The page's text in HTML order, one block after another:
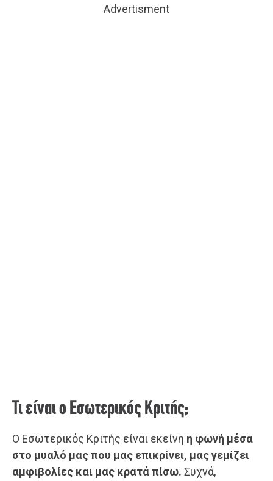
Advertisment
Τι είναι ο Εσωτερικός Κριτής;
Ο Εσωτερικός Κριτής είναι εκείνη η φωνή μέσα
στο μυαλό μας που μας επικρίνει, μας γεμίζει
αμφιβολίες και μας κρατά πίσω. Συχνά,